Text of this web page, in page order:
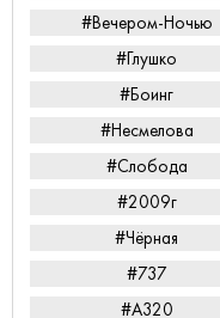
#Вечером-Ночью
#Глушко
#Боинг
#Несмелова
#Слобода
#2009г
#Чёрная
#737
#А320